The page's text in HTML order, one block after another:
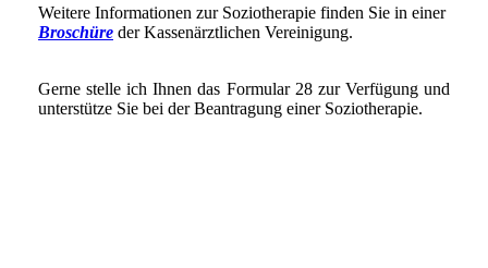
Weitere Informationen zur Soziotherapie finden Sie in einer
Broschüre der Kassenärztlichen Vereinigung.
Gerne stelle ich Ihnen das Formular 28 zur Verfügung und
unterstütze Sie bei der Beantragung einer Soziotherapie.